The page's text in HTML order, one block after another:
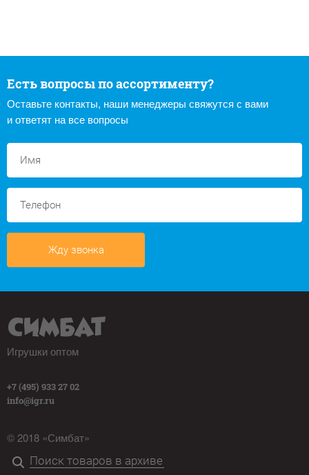
Есть вопросы по ассортименту?
Оставьте контакты, наши менеджеры свяжутся с вами
и ответят на все вопросы
Жду звонка
Игрушки оптом
+7 (495) 933 27 02
info@igr.ru
© 2018 «Симбат»